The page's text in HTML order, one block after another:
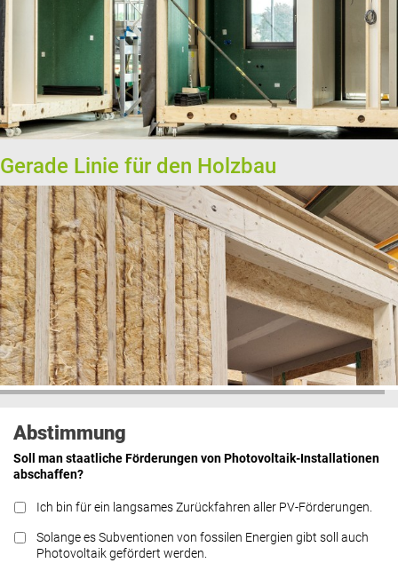
Gerade Linie für den Holzbau
Abstimmung
Soll man staatliche Förderungen von Photovoltaik-Installationen
abschaffen?
Ich bin für ein langsames Zurückfahren aller PV-Förderungen.
Solange es Subventionen von fossilen Energien gibt soll auch
Photovoltaik gefördert werden.